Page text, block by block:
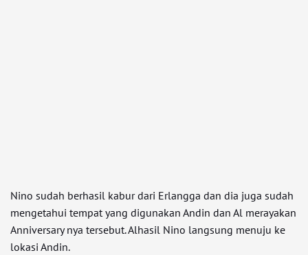
Nino sudah berhasil kabur dari Erlangga dan dia juga sudah
mengetahui tempat yang digunakan Andin dan Al merayakan
Anniversary nya tersebut. Alhasil Nino langsung menuju ke
lokasi Andin.